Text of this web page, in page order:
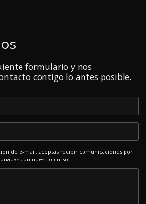
formulario y nos
contigo lo antes posible.
de e-mail, aceptas recibir comunicaciones por
con nuestro curso.